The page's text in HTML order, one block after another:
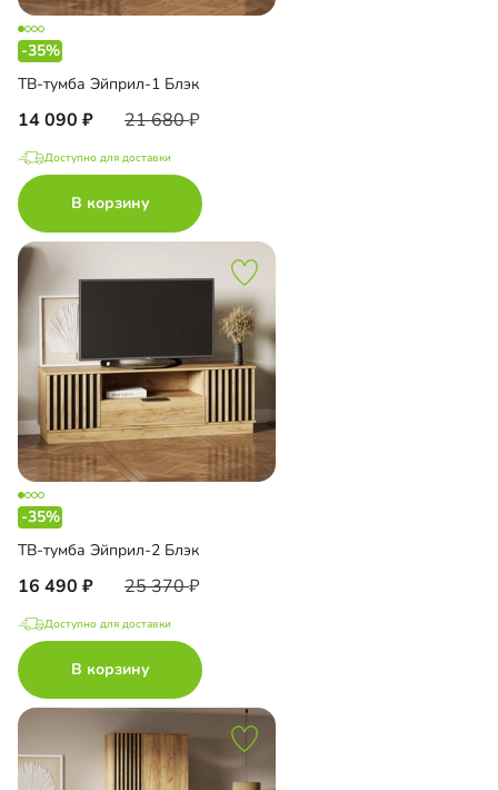
-35%
ТВ-тумба Эйприл-1 Блэк
14 090 21 680
Доступно для доставки
В корзину
-35%
ТВ-тумба Эйприл-2 Блэк
16 490 25 370
Доступно для доставки
В корзину